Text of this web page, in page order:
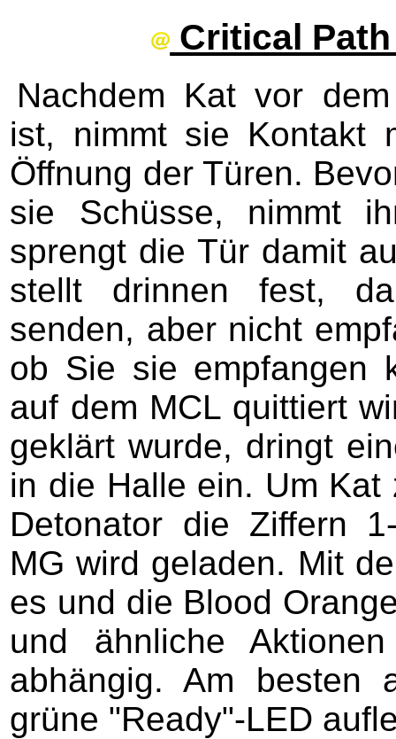
Critical
Nachdem Kat vor
ist, nimmt sie Kontakt
Öffnung der Türen.
sie Schüsse, nimmt
sprengt die Tür damit
stellt drinnen fest,
senden, aber nicht
ob Sie sie empfangen
auf dem MCL quittiert
geklärt wurde, dringt
in die Halle ein. Um
Detonator die Ziffern
MG wird geladen. Mit
es und die Blood
und ähnliche
abhängig. Am besten
grüne "Ready"-LED